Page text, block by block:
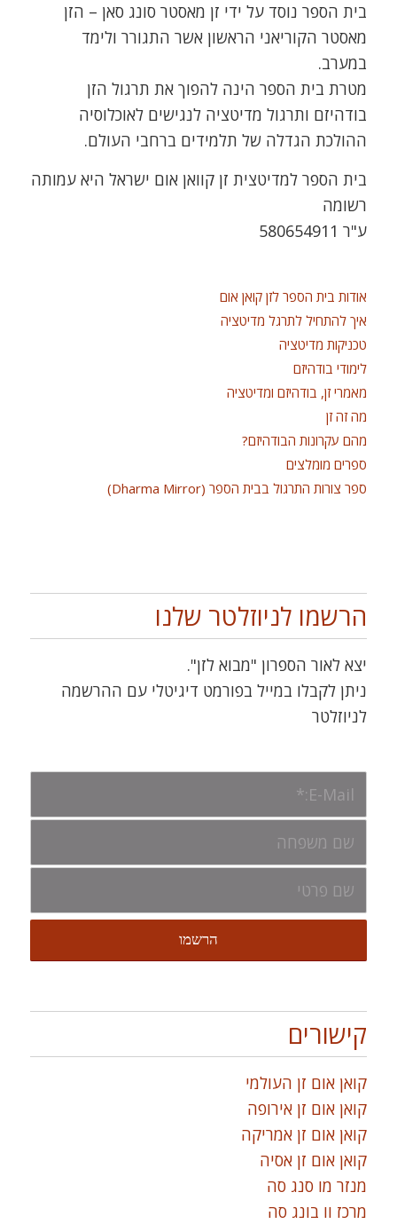
בית הספר נוסד על ידי זן מאסטר סונג סאן – הזן
מאסטר הקוריאני הראשון אשר התגורר ולימד
במערב.
מטרת בית הספר הינה להפוך את תרגול הזן
בודהיזם ותרגול מדיטציה לנגישים לאוכלוסיה
ההולכת הגדלה של תלמידים ברחבי העולם.
בית הספר למדיטצית זן קוואן אום ישראל היא עמותה
רשומה
ע"ר 580654911
אודות בית הספר לזן קואן אום
איך להתחיל לתרגל מדיטציה
טכניקות מדיטציה
לימודי בודהיזם
מאמרי זן, בודהיזם ומדיטציה
מה זה זן
מהם עקרונות הבודהיזם?
ספרים מומלצים
ספר צורות התרגול בבית הספר (Dharma Mirror)
הרשמו לניוזלטר שלנו
יצא לאור הספרון "מבוא לזן".
ניתן לקבלו במייל בפורמט דיגיטלי עם ההרשמה
לניוזלטר
קישורים
קואן אום זן העולמי
קואן אום זן אירופה
קואן אום זן אמריקה
קואן אום זן אסיה
מנזר מו סנג סה
מרכז וו בונג סה